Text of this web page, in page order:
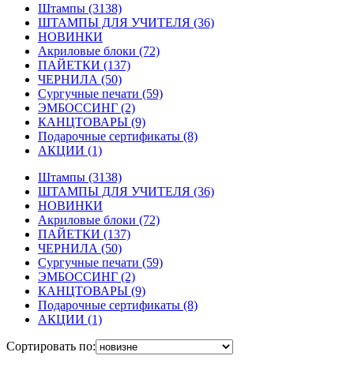
Штампы (3138)
ШТАМПЫ ДЛЯ УЧИТЕЛЯ (36)
НОВИНКИ
Акриловые блоки (72)
ПАЙЕТКИ (137)
ЧЕРНИЛА (50)
Сургучные печати (59)
ЭМБОССИНГ (2)
КАНЦТОВАРЫ (9)
Подарочные сертификаты (8)
АКЦИИ (1)
Штампы (3138)
ШТАМПЫ ДЛЯ УЧИТЕЛЯ (36)
НОВИНКИ
Акриловые блоки (72)
ПАЙЕТКИ (137)
ЧЕРНИЛА (50)
Сургучные печати (59)
ЭМБОССИНГ (2)
КАНЦТОВАРЫ (9)
Подарочные сертификаты (8)
АКЦИИ (1)
Сортировать по: